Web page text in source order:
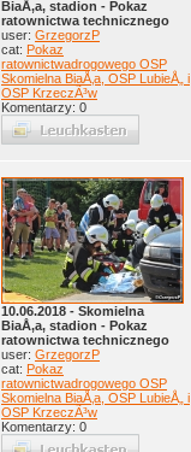
BiaÅ‚a, stadion - Pokaz
ratownictwa technicznego
user: GrzegorzP
cat: Pokaz
ratownictwadrogowego OSP
Skomielna BiaÅ‚a, OSP LubieÅ„ i
OSP KrzeczÃ³w
Komentarzy: 0
10.06.2018 - Skomielna
BiaÅ‚a, stadion - Pokaz
ratownictwa technicznego
user: GrzegorzP
cat: Pokaz
ratownictwadrogowego OSP
Skomielna BiaÅ‚a, OSP LubieÅ„ i
OSP KrzeczÃ³w
Komentarzy: 0